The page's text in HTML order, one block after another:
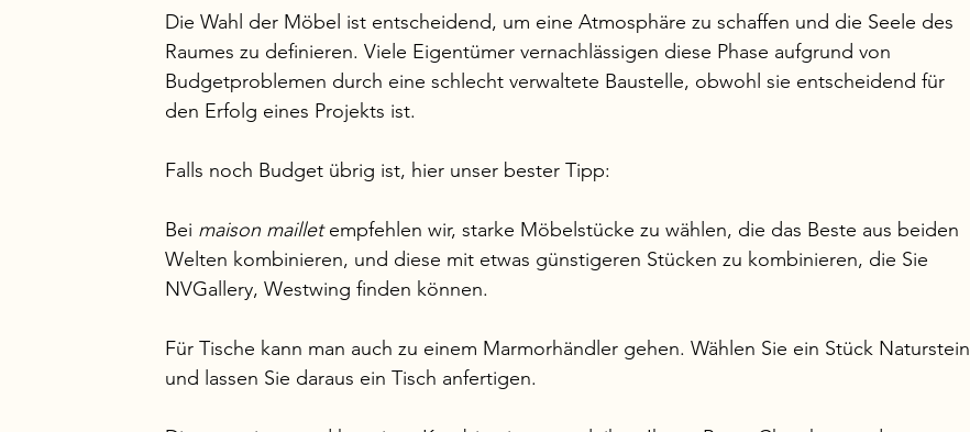
Die Wahl der Möbel ist entscheidend, um eine Atmosphäre zu schaffen und die Seele des
Raumes zu definieren. Viele Eigentümer vernachlässigen diese Phase aufgrund von
Budgetproblemen durch eine schlecht verwaltete Baustelle, obwohl sie entscheidend für
den Erfolg eines Projekts ist.
Falls noch Budget übrig ist, hier unser bester Tipp:
Bei maison maillet empfehlen wir, starke Möbelstücke zu wählen, die das Beste aus beiden
Welten kombinieren, und diese mit etwas günstigeren Stücken zu kombinieren, die Sie
NVGallery, Westwing finden können.
Für Tische kann man auch zu einem Marmorhändler gehen. Wählen Sie ein Stück Naturstein
und lassen Sie daraus ein Tisch anfertigen.